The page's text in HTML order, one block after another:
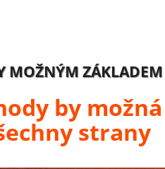
MOŽNÝM
by
strany